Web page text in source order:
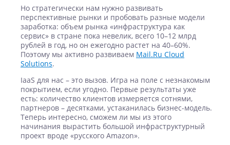
Но стратегически нам нужно развивать
перспективные рынки и пробовать разные модели
заработка: объем рынка «инфраструктура как
сервис» в стране пока невелик, всего 10–12 млрд
рублей в год, но он ежегодно растет на 40–60%.
Поэтому мы активно развиваем Mail.Ru Cloud
Solutions.
IaaS для нас – это вызов. Игра на поле с незнакомым
покрытием, если угодно. Первые результаты уже
есть: количество клиентов измеряется сотнями,
партнеров – десятками, устаканилась бизнес-модель.
Теперь интересно, сможем ли мы из этого
начинания вырастить большой инфраструктурный
проект вроде «русского Amazon».